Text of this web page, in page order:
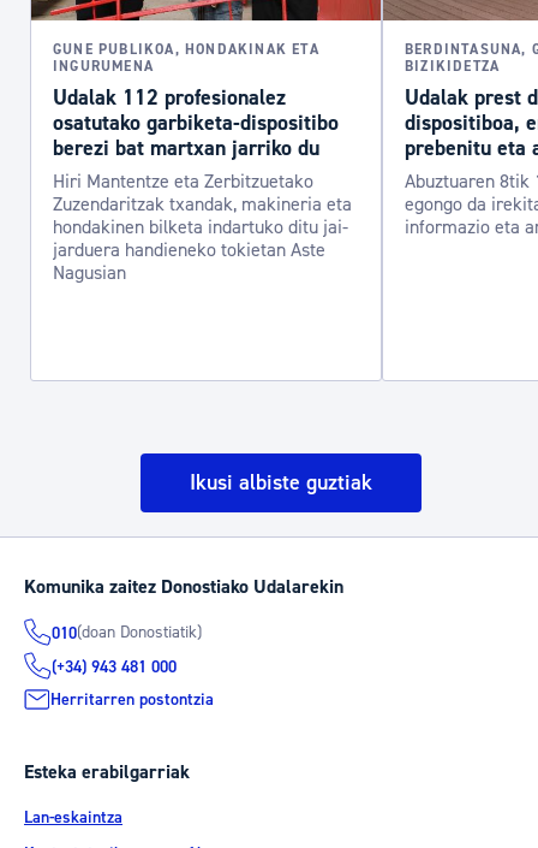
GUNE PUBLIKOA, HONDAKINAK ETA
INGURUMENA
Udalak 112 profesionalez
osatutako garbiketa-dispositibo
berezi bat martxan jarriko du
Hiri Mantentze eta Zerbitzuetako
Zuzendaritzak txandak, makineria eta
hondakinen bilketa indartuko ditu jai-
jarduera handieneko tokietan Aste
Nagusian
BERDINTASUNA,
BIZIKIDETZA
Udalak prest
dispositiboa,
prebenitu eta
Abuztuaren 8tik
egongo da
informazio eta
Ikusi albiste guztiak
Komunika zaitez Donostiako Udalarekin
010(doan Donostiatik)
(+34) 943 481 000
Herritarren postontzia
Esteka erabilgarriak
Lan-eskaintza